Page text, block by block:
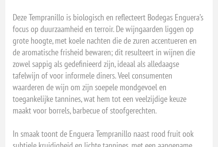
Deze Tempranillo is biologisch en reflecteert Bodegas Enguera’s
focus op duurzaamheid en terroir. De wijngaarden liggen op
grote hoogte, met koele nachten die de zuren accentueren en
de aromatische frisheid bewaren; dit resulteert in wijnen die
zowel sappig als gedefinieerd zijn, ideaal als alledaagse
tafelwijn of voor informele diners. Veel consumenten
waarderen de wijn om zijn soepele mondgevoel en
toegankelijke tannines, wat hem tot een veelzijdige keuze
maakt voor borrels, barbecue of stoofgerechten.
In smaak toont de Enguera Tempranillo naast rood fruit ook